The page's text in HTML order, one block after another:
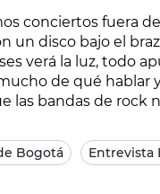
conciertos fuera
un disco bajo el
verá la luz, todo
de qué hablar
las bandas de rock
Bogotá Entrevista